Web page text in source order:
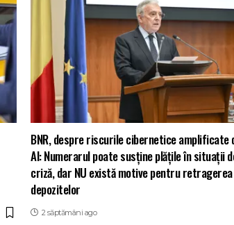
BNR, despre riscurile cibernetice amplificate
AI: Numerarul poate susține plățile în situații
criză, dar NU există motive pentru retragerea
depozitelor
2 săptămâni ago